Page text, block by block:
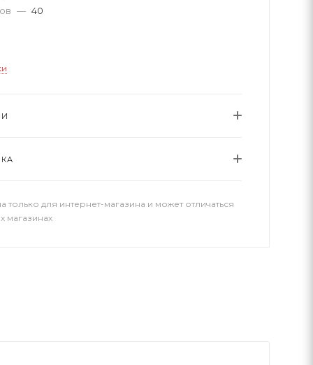
— 40
только для интернет-магазина и может отличаться
магазинах